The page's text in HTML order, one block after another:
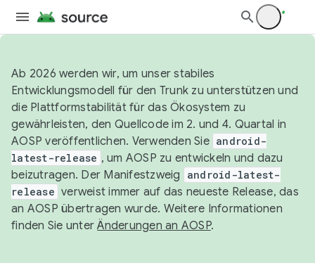
Ab 2026 werden wir, um unser stabiles
Entwicklungsmodell für den Trunk zu unterstützen und
die Plattformstabilität für das Ökosystem zu
gewährleisten, den Quellcode im 2. und 4. Quartal in
AOSP veröffentlichen. Verwenden Sie android-
latest-release , um AOSP zu entwickeln und dazu
beizutragen. Der Manifestzweig
android-latest-
release verweist immer auf das neueste Release, das
an AOSP übertragen wurde. Weitere Informationen
finden Sie unterÄnderungen an AOSP.